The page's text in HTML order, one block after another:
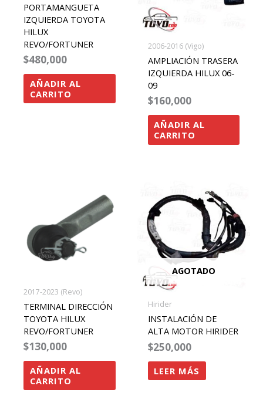
PORTAMANGUETA
IZQUIERDA TOYOTA
HILUX
REVO/FORTUNER
$480,000
AÑADIR AL
CARRITO
2006-2016 (Vigo)
AMPLIACIÓN TRASERA
IZQUIERDA HILUX 06-
09
$160,000
AÑADIR AL
CARRITO
2017-2023 (Revo)
TERMINAL DIRECCIÓN
TOYOTA HILUX
REVO/FORTUNER
$130,000
AÑADIR AL
CARRITO
AGOTADO
Hirider
INSTALACIÓN DE
ALTA MOTOR HIRIDER
$250,000
LEER MÁS